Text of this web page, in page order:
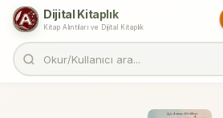
Dijital Kitaplık
Kitap Alıntıları ve Dijital Kitaplık